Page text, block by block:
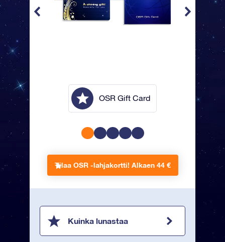
OSR Gift Card
Tilaa OSR -lahjakortti! Alkaen 44 €
Kuinka lunastaa